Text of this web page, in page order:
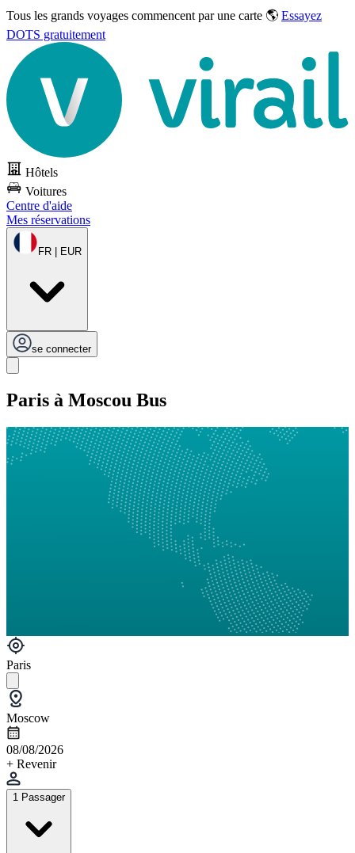
Tous les grands voyages commencent par une carte 🌎 Essayez
DOTS gratuitement
Hôtels
Voitures
Centre d'aide
Mes réservations
FR | EUR
se connecter
Paris à Moscou Bus
Paris
Moscow
08/08/2026
+ Revenir
1 Passager